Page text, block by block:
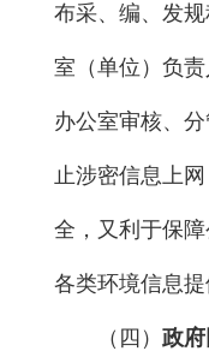
布采、编、发
室（单位）负
办公室审核、
止涉密信息上
全，又利于保
各类环境信息提
（四） 政